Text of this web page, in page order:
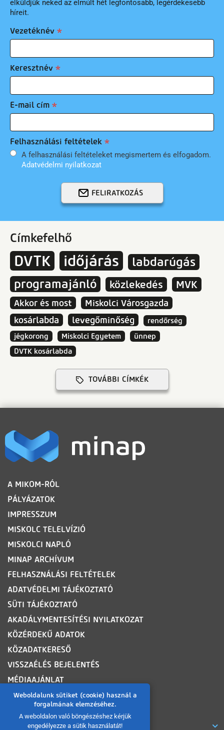
Weboldalunk sütiket (cookie) használ a
forgalmának elemzéséhez.
A weboldalon való böngészéshez kérjük
engedélyezze a sütik használatát!
elküldjük neked az elmúlt hét legfontosabb, legérdekesebb
híreit.
Vezetéknév
Keresztnév
E-mail cím
Felhasználási feltételek
A felhasználási feltételeket megismertem és elfogadom.
Adatvédelmi nyilatkozat
FELIRATKOZÁS
Címkefelhő
DVTK időjárás
labdarúgás
programajánló
közlekedés MVK
Akkor és most
Miskolci Városgazda
kosárlabda
levegőminőség
rendőrség
jégkorong
Miskolci Egyetem
ünnep
DVTK kosárlabda
TOVÁBBI CÍMKÉK
LÁBLÉC
A MIKOM-RÓL
PÁLYÁZATOK
IMPRESSZUM
MISKOLC TELELVÍZIÓ
MISKOLCI NAPLÓ
MINAP ARCHÍVUM
FELHASZNÁLÁSI FELTÉTELEK
ADATVÉDELMI TÁJÉKOZTATÓ
SÜTI TÁJÉKOZTATÓ
AKADÁLYMENTESÍTÉSI NYILATKOZAT
KÖZÉRDEKŰ ADATOK
KÖZADATKERESŐ
VISSZAÉLÉS BEJELENTÉS
MÉDIAAJÁNLAT
OLDALTÉRKÉP
ROVATOK